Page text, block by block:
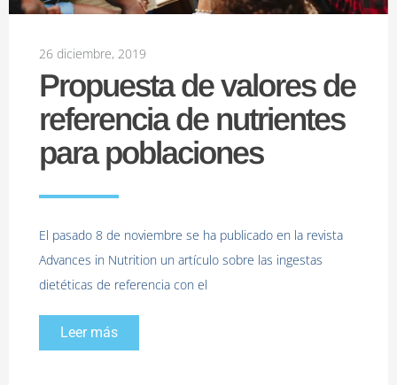
26 diciembre, 2019
Propuesta de valores de
referencia de nutrientes
para poblaciones
El pasado 8 de noviembre se ha publicado en la revista
Advances in Nutrition un artículo sobre las ingestas
dietéticas de referencia con el
Leer más